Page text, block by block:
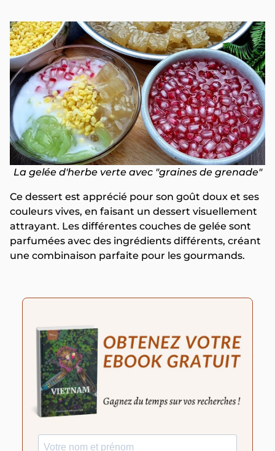
La gelée d'herbe verte avec "graines de grenade"
Ce dessert est apprécié pour son goût doux et ses
couleurs vives, en faisant un dessert visuellement
attrayant. Les différentes couches de gelée sont
parfumées avec des ingrédients différents, créant
une combinaison parfaite pour les gourmands.